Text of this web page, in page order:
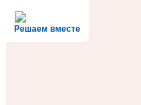
Решаем вместе